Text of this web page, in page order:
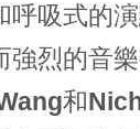
呼吸式的
強烈的音
和